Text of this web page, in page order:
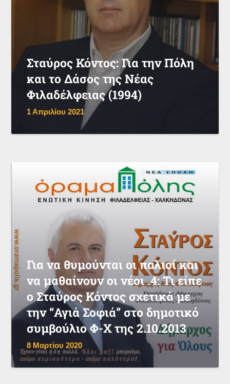
Σταύρος Κόντος: Για την Πόλη
και το Δάσος της Νέας
Φιλαδέλφειας (1994)
1 Απριλίου 2021
Για να θυμούνται οι παλιοί και
να μαθαίνουν οι νέοι .4: Τι είπε
ο Σταύρος Κόντος σχετικά με
την “Αγιά Σοφιά” στο δημοτικό
συμβούλιο Φ-Χ της 2.10.2013
8 Μαρτίου 2020